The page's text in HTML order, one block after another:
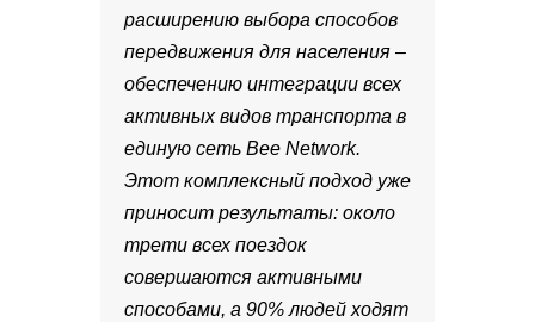
расширению выбора способов
передвижения для населения –
обеспечению интеграции всех
активных видов транспорта в
единую сеть Bee Network.
Этот комплексный подход уже
приносит результаты: около
трети всех поездок
совершаются активными
способами, а 90% людей ходят